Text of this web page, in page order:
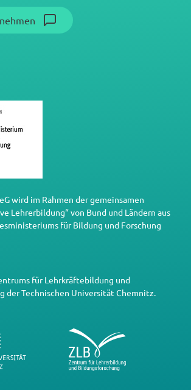
wird im Rahmen der gemeinsamen
Lehrerbildung“ von Bund und Ländern aus
für Bildung und Forschung
für Lehrkräftebildung und
derTechnischen Universität Chemnitz.